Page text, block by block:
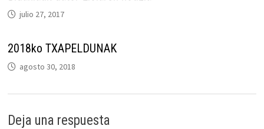
julio 27, 2017
2018ko TXAPELDUNAK
agosto 30, 2018
Deja una respuesta